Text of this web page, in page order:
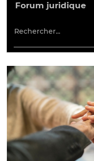
Forum juridique